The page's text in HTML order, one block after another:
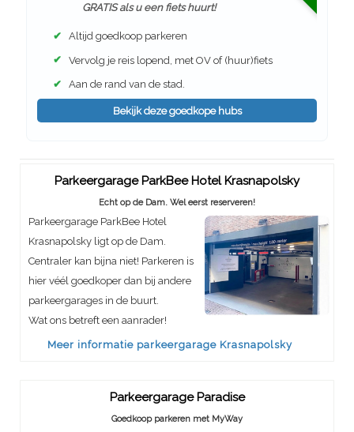
GRATIS als u een fiets huurt!
✔ Altijd goedkoop parkeren
✔ Vervolg je reis lopend, met OV of (huur)fiets
✔ Aan de rand van de stad.
Bekijk deze goedkope hubs
Parkeergarage ParkBee Hotel Krasnapolsky
Echt op de Dam. Wel eerst reserveren!
Parkeergarage ParkBee Hotel
Krasnapolsky ligt op de Dam.
Centraler kan bijna niet! Parkeren is
hier véél goedkoper dan bij andere
parkeergarages in de buurt.
Wat ons betreft een aanrader!
Meer informatie parkeergarage Krasnapolsky
Parkeergarage Paradise
Goedkoop parkeren met MyWay